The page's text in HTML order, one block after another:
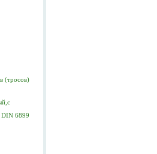
(тросов)
DIN 6899